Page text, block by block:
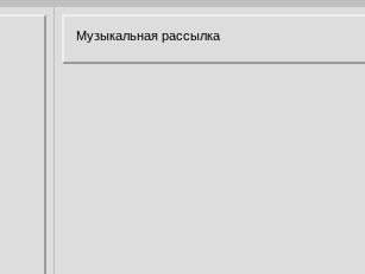
Музыкальная рассылка